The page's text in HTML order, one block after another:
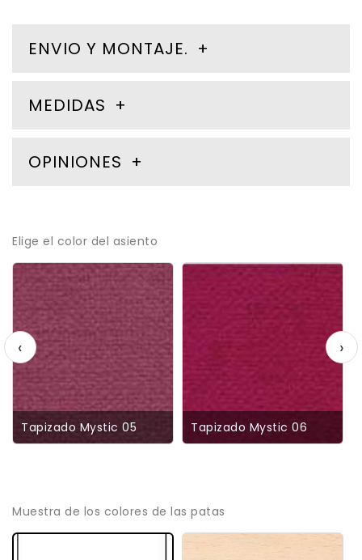
ENVIO Y MONTAJE.
MEDIDAS
OPINIONES
Elige el color del asiento
Tapizado Mystic 05 Tapizado Mystic 06
‹ ›
Muestra de los colores de las patas